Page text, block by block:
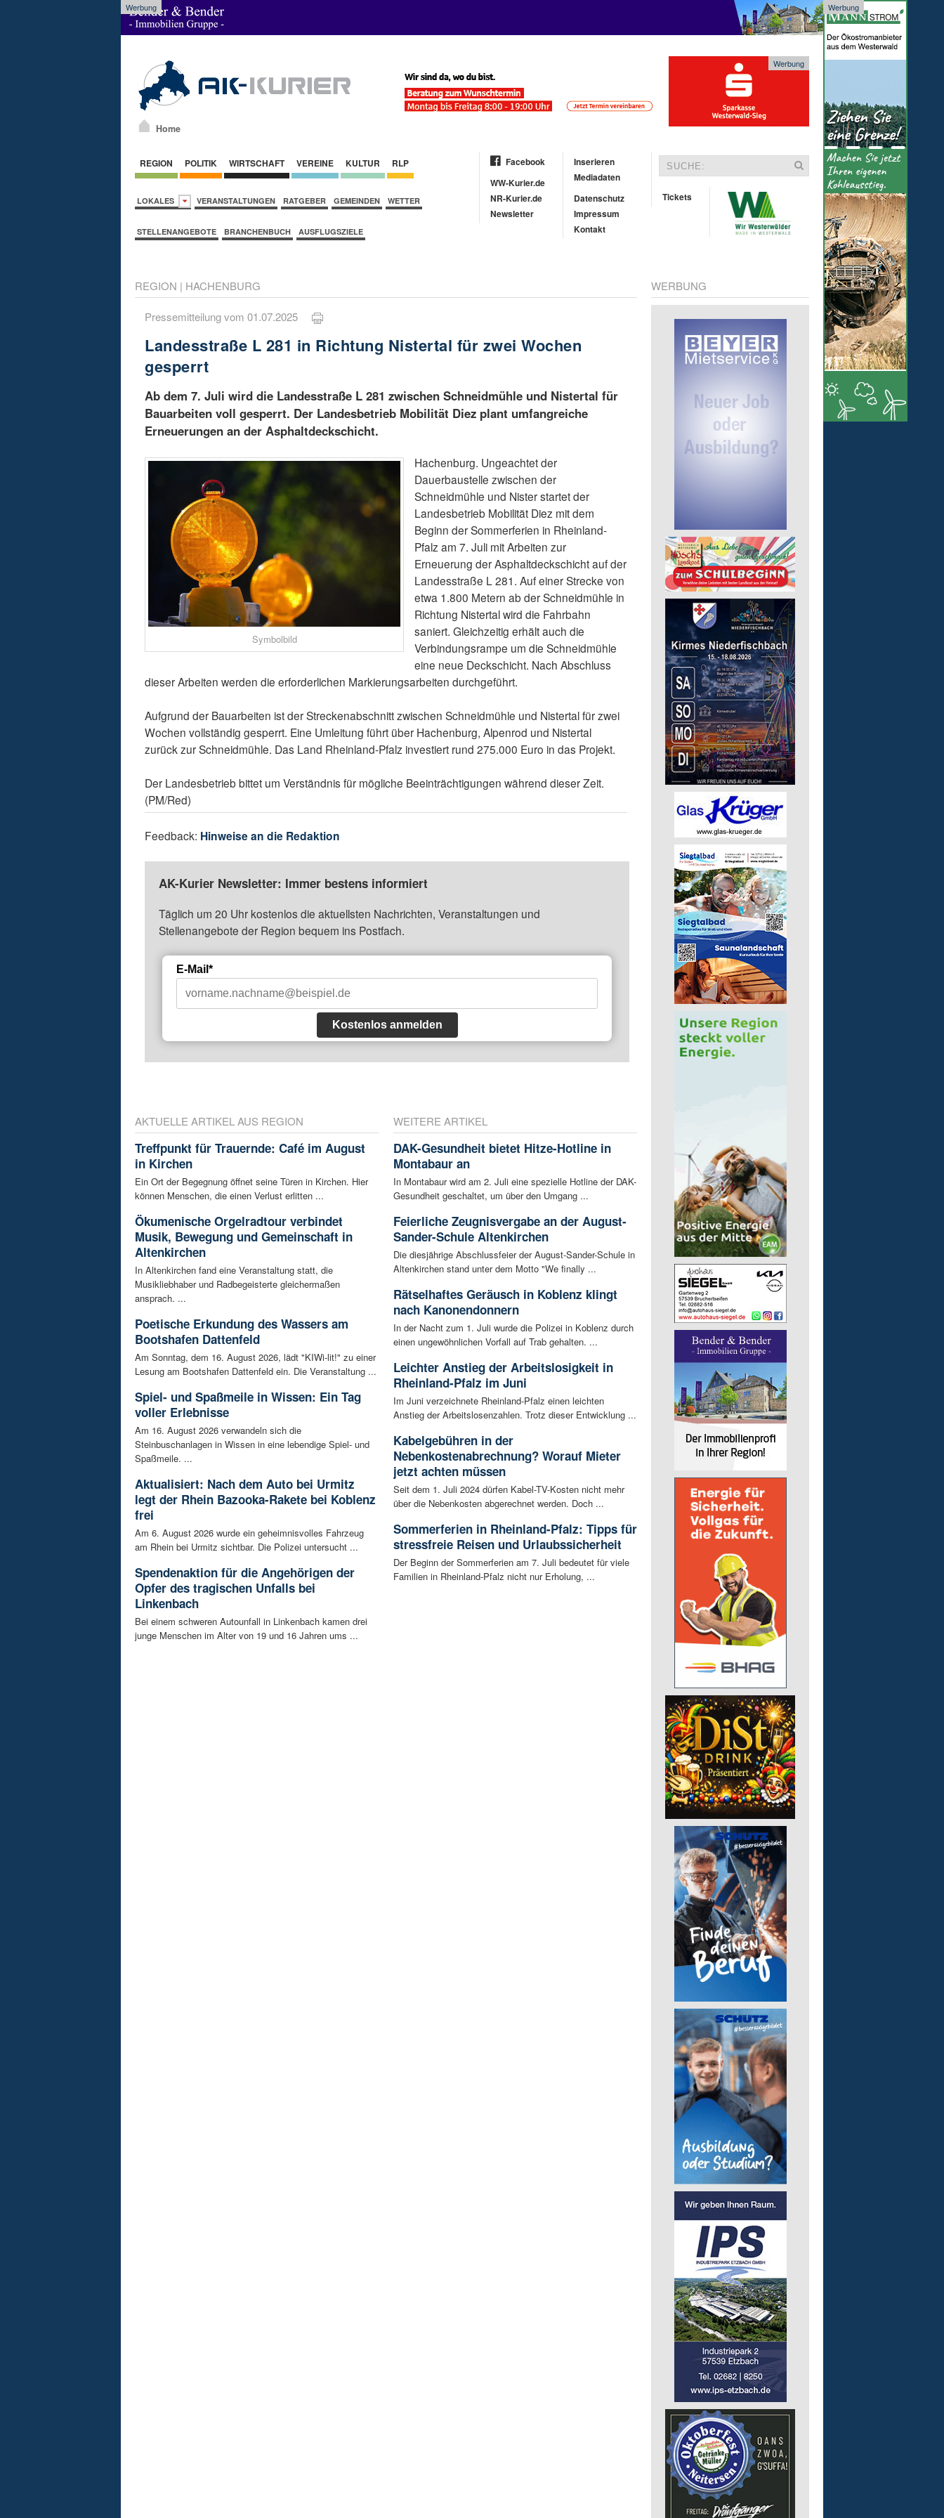
Werbung Werbung
Home
Werbung
REGION POLITIK WIRTSCHAFT VEREINE KULTUR RLP
LOKALES VERANSTALTUNGEN RATGEBER GEMEINDEN WETTER
STELLENANGEBOTE BRANCHENBUCH AUSFLUGSZIELE
Facebook
WW-Kurier.de
NR-Kurier.de
Newsletter
Inserieren
Mediadaten
Datenschutz
Impressum
Kontakt
Tickets
REGION | HACHENBURG
Pressemitteilung vom 01.07.2025
Landesstraße L 281 in Richtung Nistertal für zwei Wochen
gesperrt
Ab dem 7. Juli wird die Landesstraße L 281 zwischen Schneidmühle und Nistertal für
Bauarbeiten voll gesperrt. Der Landesbetrieb Mobilität Diez plant umfangreiche
Erneuerungen an der Asphaltdeckschicht.
Symbolbild
Hachenburg. Ungeachtet der
Dauerbaustelle zwischen der
Schneidmühle und Nister startet der
Landesbetrieb Mobilität Diez mit dem
Beginn der Sommerferien in Rheinland-
Pfalz am 7. Juli mit Arbeiten zur
Erneuerung der Asphaltdeckschicht auf der
Landesstraße L 281. Auf einer Strecke von
etwa 1.800 Metern ab der Schneidmühle in
Richtung Nistertal wird die Fahrbahn
saniert. Gleichzeitig erhält auch die
Verbindungsrampe um die Schneidmühle
eine neue Deckschicht. Nach Abschluss
dieser Arbeiten werden die erforderlichen Markierungsarbeiten durchgeführt.
Aufgrund der Bauarbeiten ist der Streckenabschnitt zwischen Schneidmühle und Nistertal für zwei
Wochen vollständig gesperrt. Eine Umleitung führt über Hachenburg, Alpenrod und Nistertal
zurück zur Schneidmühle. Das Land Rheinland-Pfalz investiert rund 275.000 Euro in das Projekt.
Der Landesbetrieb bittet um Verständnis für mögliche Beeinträchtigungen während dieser Zeit.
(PM/Red)
Feedback: Hinweise an die Redaktion
AK-Kurier Newsletter: Immer bestens informiert
Täglich um 20 Uhr kostenlos die aktuellsten Nachrichten, Veranstaltungen und
Stellenangebote der Region bequem ins Postfach.
E-Mail*
Kostenlos anmelden
AKTUELLE ARTIKEL AUS REGION
Treffpunkt für Trauernde: Café im August
in Kirchen
Ein Ort der Begegnung öffnet seine Türen in Kirchen. Hier
können Menschen, die einen Verlust erlitten ...
Ökumenische Orgelradtour verbindet
Musik, Bewegung und Gemeinschaft in
Altenkirchen
In Altenkirchen fand eine Veranstaltung statt, die
Musikliebhaber und Radbegeisterte gleichermaßen
ansprach. ...
Poetische Erkundung des Wassers am
Bootshafen Dattenfeld
Am Sonntag, dem 16. August 2026, lädt "KIWi-lit!" zu einer
Lesung am Bootshafen Dattenfeld ein. Die Veranstaltung ...
Spiel- und Spaßmeile in Wissen: Ein Tag
voller Erlebnisse
Am 16. August 2026 verwandeln sich die
Steinbuschanlagen in Wissen in eine lebendige Spiel- und
Spaßmeile. ...
Aktualisiert: Nach dem Auto bei Urmitz
legt der Rhein Bazooka-Rakete bei Koblenz
frei
Am 6. August 2026 wurde ein geheimnisvolles Fahrzeug
am Rhein bei Urmitz sichtbar. Die Polizei untersucht ...
Spendenaktion für die Angehörigen der
Opfer des tragischen Unfalls bei
Linkenbach
Bei einem schweren Autounfall in Linkenbach kamen drei
junge Menschen im Alter von 19 und 16 Jahren ums ...
WEITERE ARTIKEL
DAK-Gesundheit bietet Hitze-Hotline in
Montabaur an
In Montabaur wird am 2. Juli eine spezielle Hotline der DAK-
Gesundheit geschaltet, um über den Umgang ...
Feierliche Zeugnisvergabe an der August-
Sander-Schule Altenkirchen
Die diesjährige Abschlussfeier der August-Sander-Schule in
Altenkirchen stand unter dem Motto "We finally ...
Rätselhaftes Geräusch in Koblenz klingt
nach Kanonendonnern
In der Nacht zum 1. Juli wurde die Polizei in Koblenz durch
einen ungewöhnlichen Vorfall auf Trab gehalten. ...
Leichter Anstieg der Arbeitslosigkeit in
Rheinland-Pfalz im Juni
Im Juni verzeichnete Rheinland-Pfalz einen leichten
Anstieg der Arbeitslosenzahlen. Trotz dieser Entwicklung ...
Kabelgebühren in der
Nebenkostenabrechnung? Worauf Mieter
jetzt achten müssen
Seit dem 1. Juli 2024 dürfen Kabel-TV-Kosten nicht mehr
über die Nebenkosten abgerechnet werden. Doch ...
Sommerferien in Rheinland-Pfalz: Tipps für
stressfreie Reisen und Urlaubssicherheit
Der Beginn der Sommerferien am 7. Juli bedeutet für viele
Familien in Rheinland-Pfalz nicht nur Erholung, ...
WERBUNG